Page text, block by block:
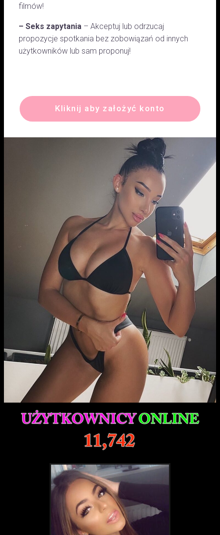
filmów!
– Seks zapytania – Akceptuj lub odrzucaj
propozycje spotkania bez zobowiązań od innych
użytkowników lub sam proponuj!
Kliknij aby założyć konto